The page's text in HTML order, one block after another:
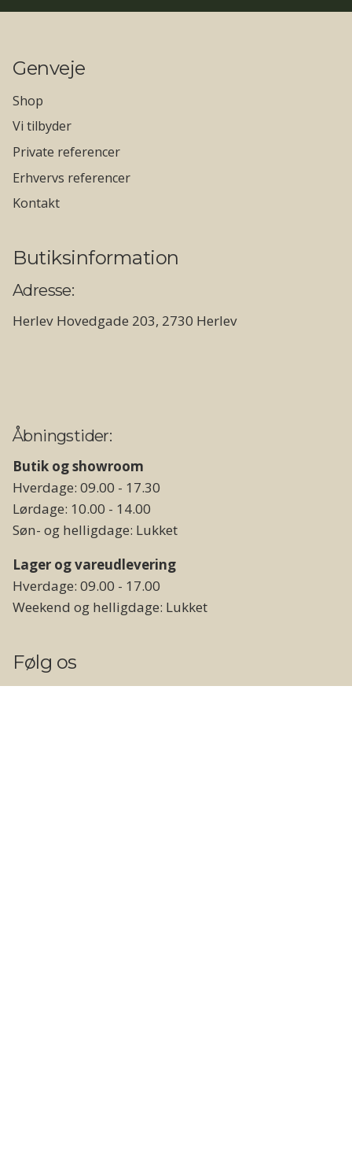
14.990,00kr..13.341,10kr..
Genveje
Shop
Vi tilbyder
Private referencer
Erhvervs referencer
Kontakt
Butiksinformation
Adresse:
Herlev Hovedgade 203, 2730 Herlev
Åbningstider:
Butik og showroom
Hverdage: 09.00 - 17.30
Lørdage: 10.00 - 14.00
Søn- og helligdage: Lukket
Lager og vareudlevering
Hverdage: 09.00 - 17.00
Weekend og helligdage: Lukket
Følg os